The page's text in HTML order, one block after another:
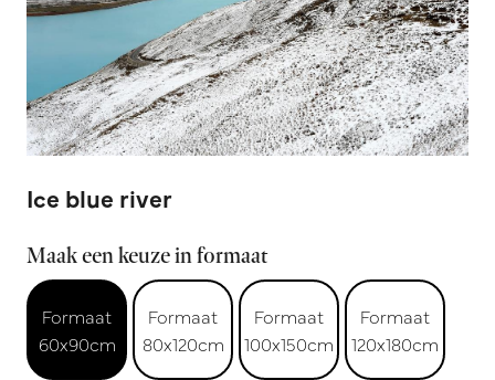
Ice blue river
Maak een keuze in formaat
Formaat
60x90cm
Formaat
80x120cm
Formaat
100x150cm
Formaat
120x180cm